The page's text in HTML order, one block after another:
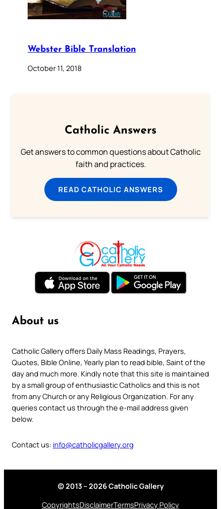
Webster Bible Translation
October 11, 2018
Catholic Answers
Get answers to common questions about Catholic
faith and practices.
READ CATHOLIC ANSWERS
About us
Catholic Gallery offers Daily Mass Readings, Prayers,
Quotes, Bible Online, Yearly plan to read bible, Saint of the
day and much more. Kindly note that this site is maintained
by a small group of enthusiastic Catholics and this is not
from any Church or any Religious Organization. For any
queries contact us through the e-mail address given
below.
Contact us: info@catholicgallery.org
© 2013 – 2026 Catholic Gallery
CopyrightsDisclaimerTermsPrivacy Policy